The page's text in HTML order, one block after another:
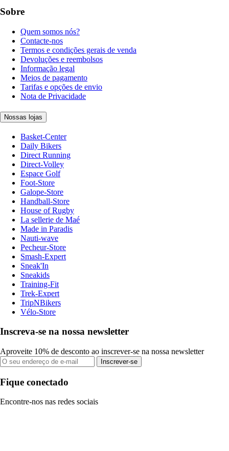
Sobre
Quem somos nós?
Contacte-nos
Termos e condições gerais de venda
Devoluções e reembolsos
Informação legal
Meios de pagamento
Tarifas e opções de envio
Nota de Privacidade
Nossas lojas
Basket-Center
Daily Bikers
Direct Running
Direct-Volley
Espace Golf
Foot-Store
Galope-Store
Handball-Store
House of Rugby
La sellerie de Maé
Made in Paradis
Nauti-wave
Pecheur-Store
Smash-Expert
Sneak'In
Sneakids
Training-Fit
Trek-Expert
TripNBikers
Vélo-Store
Inscreva-se na nossa newsletter
Aproveite 10% de desconto ao inscrever-se na nossa newsletter
Inscrever-se
Fique conectado
Encontre-nos nas redes sociais